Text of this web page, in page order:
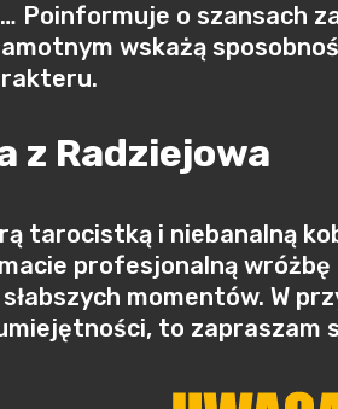
Poinformuje o szansach
wskażą
z Radziejowa
tarocistką i niebanalną
profesjonalną wróżbę
momentów. W
to zapraszam